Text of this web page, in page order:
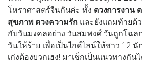
โหราศาสตร์จีนกันค่ะ ทั้ง ดวงการงาน
สุขภาพ ดวงความรัก และยังแถมท้ายด้
กับวันมงคลอย่าง วันสมพงศ์ วันถูกโฉล
วันให้ร้าย เพื่อเป็นไกด์ไลน์ให้ชาว 12
เก่งต้องบวกเฮง! มาเช็กเป็นแนวทางกันไ